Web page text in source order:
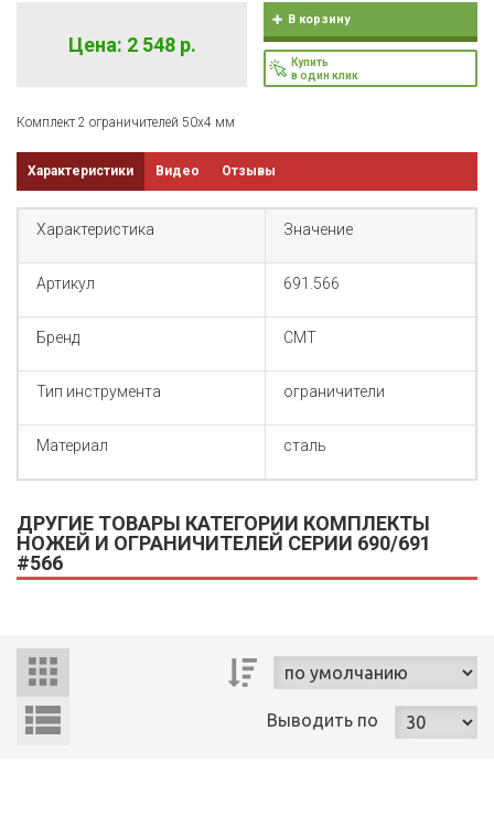
Цена: 2 548 р.
В корзину
Купить
в один клик
Комплект 2 ограничителей 50x4 мм
Характеристики Видео Отзывы
Характеристика Значение
Артикул 691.566
Бренд CMT
Тип инструмента ограничители
Материал сталь
ДРУГИЕ ТОВАРЫ КАТЕГОРИИ КОМПЛЕКТЫ
НОЖЕЙ И ОГРАНИЧИТЕЛЕЙ СЕРИИ 690/691
#566
Выводить по